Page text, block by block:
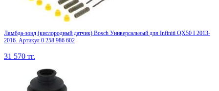
Лямбда-зонд (кислородный датчик) Bosch Универсальный для Infiniti QX50 I 2013-
2016. Артикул 0 258 986 602
31 570 тг.